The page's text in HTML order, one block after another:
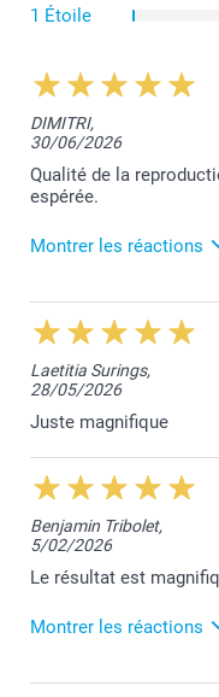
1 Étoile
DIMITRI,
30/06/2026
Qualité de la
espérée.
Montrer les réactions
8/07/2026
12:12
Bonjour,
Merci pour votre
plaisir!
Bien à vous,
Toumia de
Laetitia Surings,
28/05/2026
Juste magnifique
Benjamin Tribolet,
5/02/2026
Le résultat est
Montrer les réactions
3/03/2026